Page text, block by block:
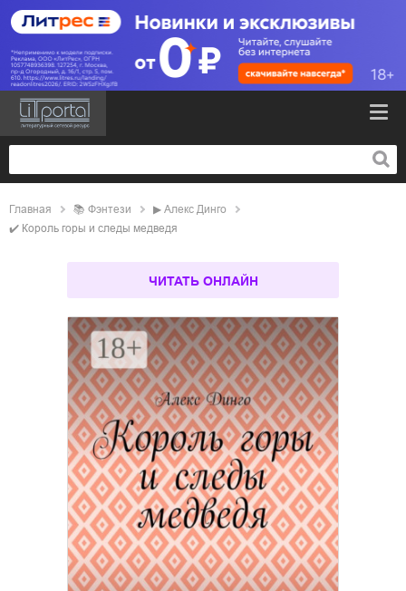
Главная 📚 фэнтези ▶ Алекс Динго
✔️ Король горы и следы медведя
ЧИТАТЬ ОНЛАЙН